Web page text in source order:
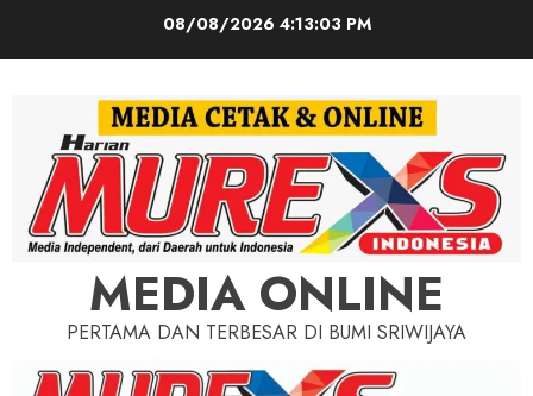
08/08/2026 4:13:05 PM
MEDIA ONLINE
PERTAMA DAN TERBESAR DI BUMI SRIWIJAYA